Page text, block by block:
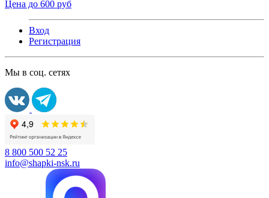
Цена до 600 руб
Вход
Регистрация
Мы в соц. сетях
8 800 500 52 25
info@shapki-nsk.ru